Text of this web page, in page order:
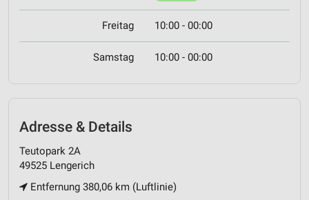
Freitag 10:00 - 00:00
Samstag 10:00 - 00:00
Adresse & Details
Teutopark 2A
49525 Lengerich
Entfernung 380,06 km (Luftlinie)